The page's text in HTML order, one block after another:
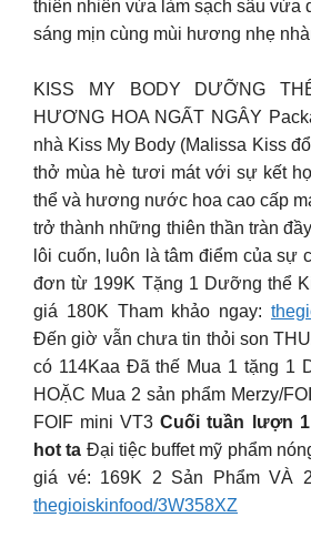
thiên nhiên vừa làm sạch sâu vừa
sáng mịn cùng mùi hương nhẹ
KISS MY BODY DƯỠNG
HƯƠNG HOA NGẤT NGÂY
nhà Kiss My Body (Malissa Kiss
thở mùa hè tươi mát với sự kết
thể và hương nước hoa cao cấp
trở thành những thiên thần tràn
lôi cuốn, luôn là tâm điểm của sự
đơn từ 199K Tặng 1 Dưỡng thể
giá 180K Tham khảo ngay:
Đến giờ vẫn chưa tin thỏi son
có 114Kaa Đã thế Mua 1 tặng 1
HOẶC Mua 2 sản phẩm Merzy/
FOIF mini VT3Cuối tuần lượn
hot ta Đại tiệc buffet mỹ phẩm
giá vé: 169K 2 Sản Phẩm VÀ
thegioiskinfood/3W358XZ